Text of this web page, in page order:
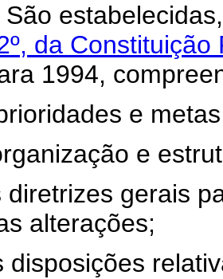
São
da Constituição
1994,
e metas
e
gerais
alterações;